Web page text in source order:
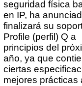
seguridad física
en IP, ha
finalizará su
Profile (perfil) Q a
principios del
año, ya que
ciertas
mejores prácticas